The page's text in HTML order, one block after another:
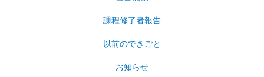
課程修了者報告
以前のできごと
お知らせ